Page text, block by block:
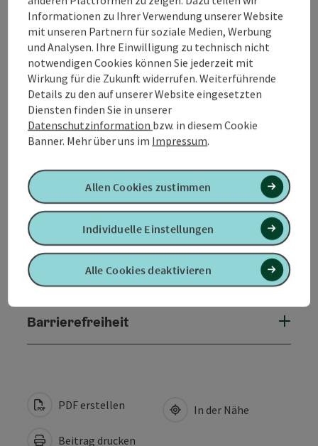
Ferienwohnung in Simbach am Inn
Kontakt
Preise
Verpflegung
Anreise/Lage
Eignung
Barrierefreiheit
PDF erstellen
Beitrag drucken
In der Nähe
Informationen zu Ihrer Verwendung unserer Website
mit unseren Partnern für soziale Medien, Werbung
und Analysen. Ihre Einwilligung zu technisch nicht
notwendigen Cookies können Sie jederzeit mit
Wirkung für die Zukunft widerrufen. Weiterführende
Details zu den auf unserer Website eingesetzten
Diensten finden Sie in unserer
Datenschutzinformation bzw. in diesem Cookie
Banner. Mehr über uns im Impressum.
Alle Cookies deaktivieren
Individuelle Einstellungen
Allen Cookies zustimmen